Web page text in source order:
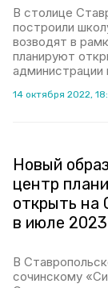
В столице
построили
возводят в
планируют
администрации
14 октября 2022,
Новый
центр
открыть на
в июле
В
сочинскому